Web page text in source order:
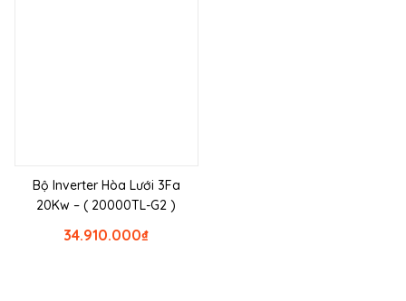
Bộ Inverter Hòa Lưới 3Fa
20Kw – ( 20000TL-G2 )
₫
34.910.000